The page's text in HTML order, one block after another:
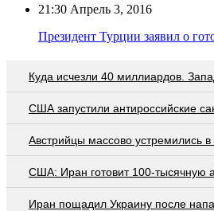
21:30 Апрель 3, 2016
Президент Турции заявил о
Куда исчезли 40 миллиардов.
США запустили антироссийские
Австрийцы массово устремились
США: Иран готовит 100-тысячную
Иран пощадил Украину после